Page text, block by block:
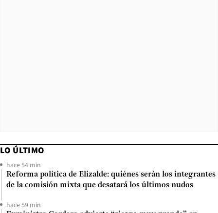
LO ÚLTIMO
hace 54 min
Reforma política de Elizalde: quiénes serán los integrantes
de la comisión mixta que desatará los últimos nudos
hace 59 min